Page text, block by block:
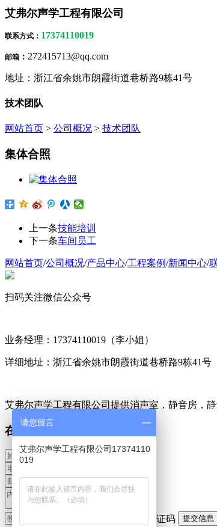
艾弗尔声学工程有限公司
联系方式 ： 17374110019
邮箱 ： 272415713@qq.com
地址：浙江省余姚市朗霞街道巷桥路9栋41号
技术团队
网站首页 > 公司概况 > 技术团队
集体合照
上一条技能培训
下一条车间员工
网站首页/公司概况/产品中心/工程案例/新闻中心/
扫码关注微信公众号
业务经理：17374110019（李小姐）
详细地址：浙江省余姚市朗霞街道巷桥路9栋41号
艾弗尔声学工程有限公司提供消声室，静音房，
在线留言
请您留言
艾弗尔声学工程有限公司17374110
019